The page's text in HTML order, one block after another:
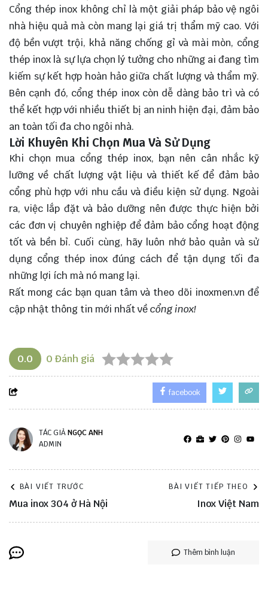
Cổng thép inox không chỉ là một giải pháp bảo vệ ngôi
nhà hiệu quả mà còn mang lại giá trị thẩm mỹ cao. Với
độ bền vượt trội, khả năng chống gỉ và mài mòn, cổng
thép inox là sự lựa chọn lý tưởng cho những ai đang tìm
kiếm sự kết hợp hoàn hảo giữa chất lượng và thẩm mỹ.
Bên cạnh đó, cổng thép inox còn dễ dàng bảo trì và có
thể kết hợp với nhiều thiết bị an ninh hiện đại, đảm bảo
an toàn tối đa cho ngôi nhà.
Lời Khuyên Khi Chọn Mua Và Sử Dụng
Khi chọn mua cổng thép inox, bạn nên cân nhắckỹ
lưỡng về chất lượng vật liệu và thiết kế để đảm bảo
cổng phù hợp với nhu cầu và điều kiện sử dụng. Ngoài
ra, việc lắp đặt và bảo dưỡng nên được thực hiện bởi
các đơn vị chuyên nghiệp để đảm bảo cổng hoạt động
tốt và bền bỉ. Cuối cùng, hãy luôn nhớ bảo quản và sử
dụng cổng thép inox đúng cách để tận dụng tối đa
những lợi ích mà nó mang lại.
Rất mong các bạn quan tâm và theo dõi inoxmen.vn để
cập nhật thông tin mới nhất vềcổng inox!
0.0 0 Đánh giá
facebook
TÁC GIẢNGỌC ANH
ADMIN
BÀI VIẾT TRƯỚC
Mua inox 304 ở Hà Nội
BÀI VIẾT TIẾP THEO
Inox Việt Nam
Thêm bình luận